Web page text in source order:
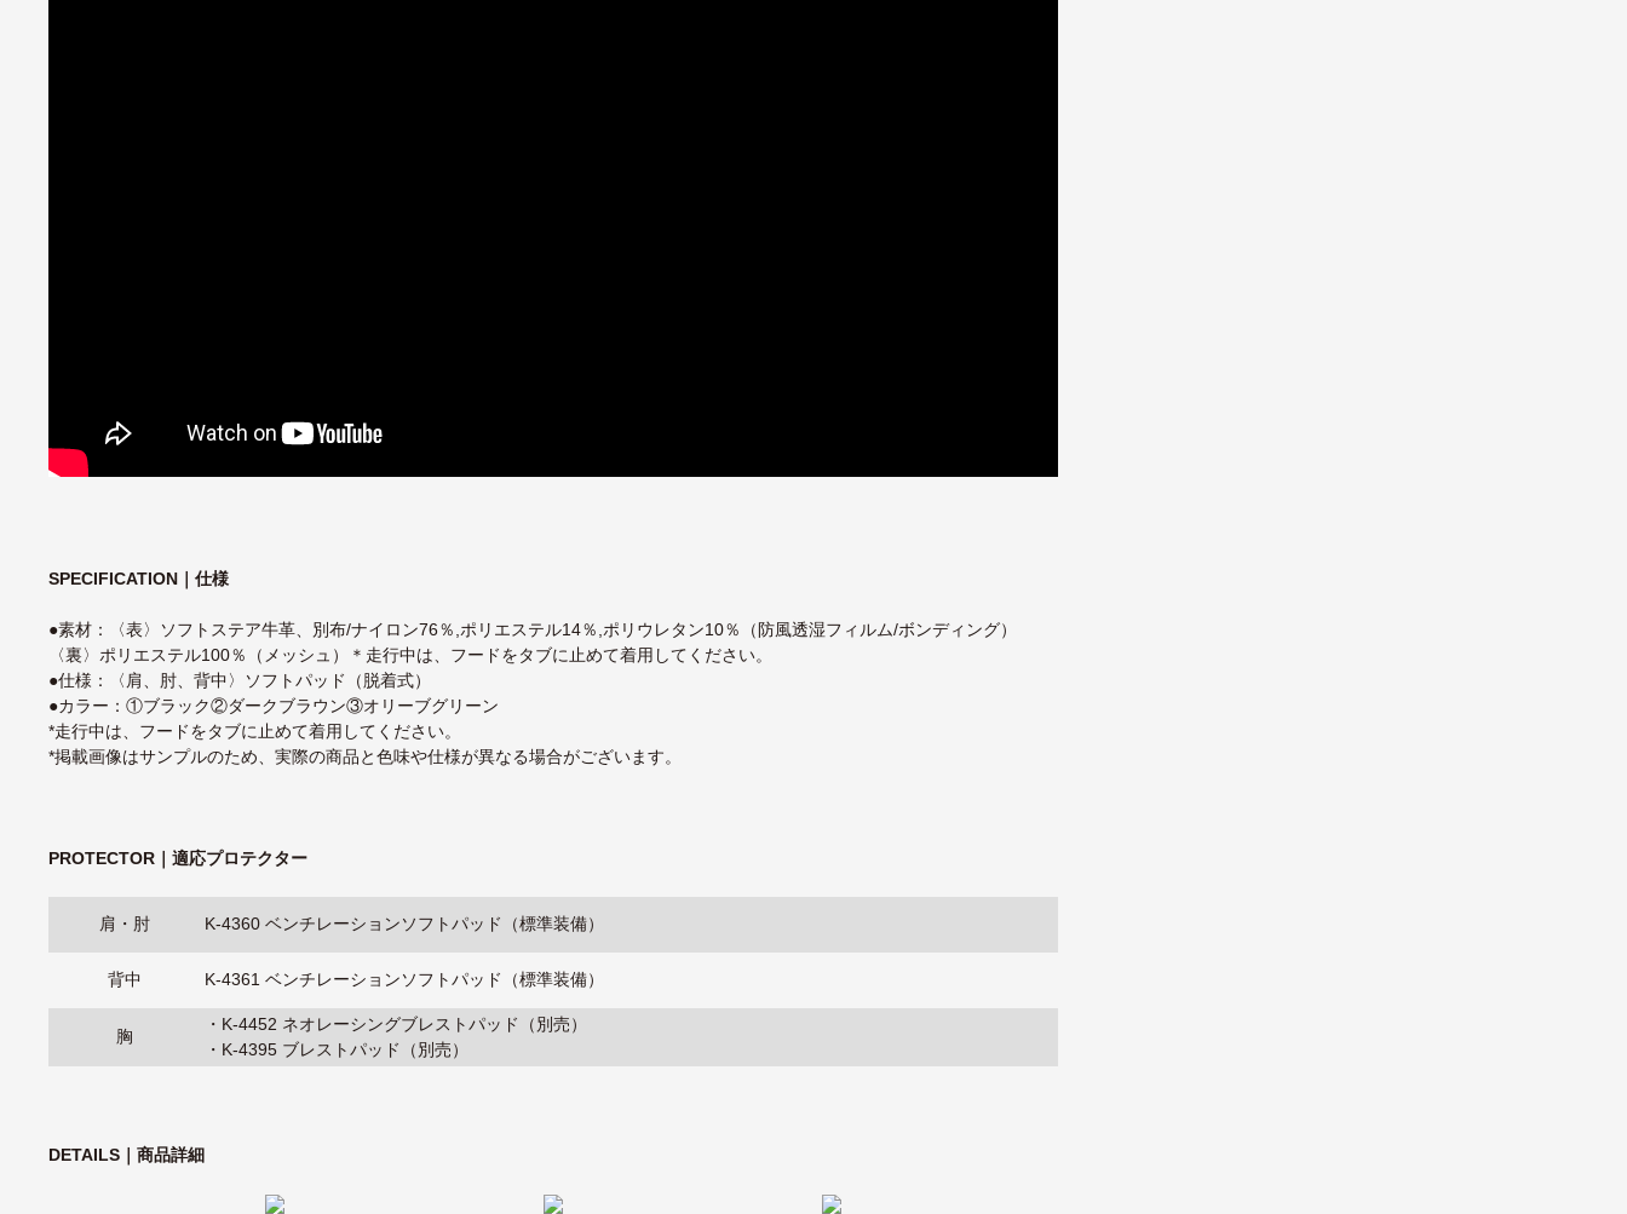
SPECIFICATION｜仕様
●素材：〈表〉ソフトステア牛革、別布/ナイロン76％,ポリエステル14％,ポリウレタン10％（防風透湿フィルム/ボンディング）
〈裏〉ポリエステル100％（メッシュ）＊走行中は、フードをタブに止めて着用してください。
●仕様：〈肩、肘、背中〉ソフトパッド（脱着式）
●カラー：①ブラック②ダークブラウン③オリーブグリーン
*走行中は、フードをタブに止めて着用してください。
*掲載画像はサンプルのため、実際の商品と色味や仕様が異なる場合がございます。
PROTECTOR｜適応プロテクター
肩・肘 K-4360 ベンチレーションソフトパッド（標準装備）
背中 K-4361 ベンチレーションソフトパッド（標準装備）
胸
・ K-4452 ネオレーシングブレストパッド（別売）
・ K-4395 ブレストパッド（別売）
DETAILS｜商品詳細